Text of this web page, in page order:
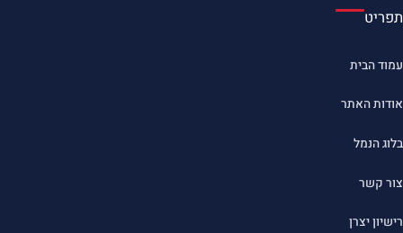
תפריט
עמוד הבית
אודות האתר
בלוג הנמל
צור קשר
רישיון יצרן